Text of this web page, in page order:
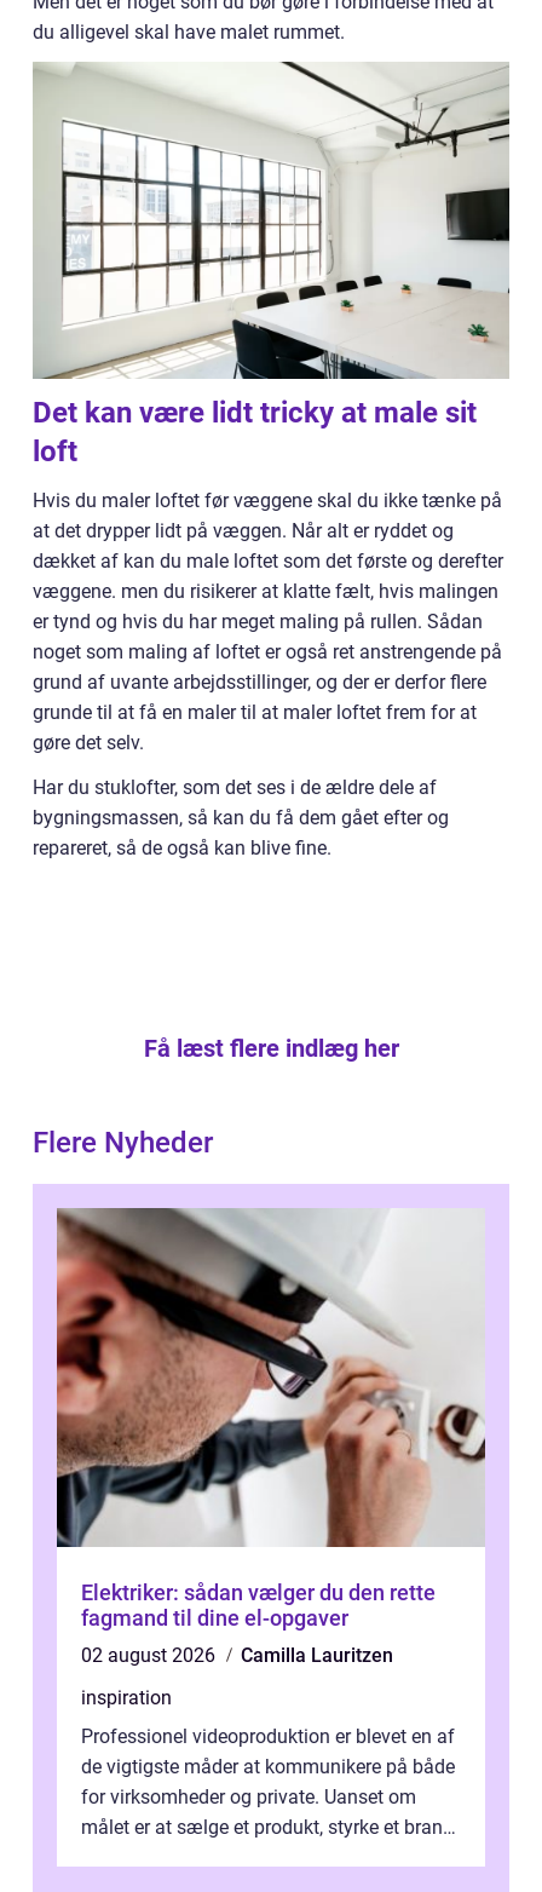
du alligevel skal have malet rummet.
Det kan være lidt tricky at male sit
loft
Hvis du maler loftet før væggene skal du ikke tænke på
at det drypper lidt på væggen. Når alt er ryddet og
dækket af kan du male loftet som det første og derefter
væggene. men du risikerer at klatte fælt, hvis malingen
er tynd og hvis du har meget maling på rullen. Sådan
noget som maling af loftet er også ret anstrengende på
grund af uvante arbejdsstillinger, og der er derfor flere
grunde til at få en maler til at maler loftet frem for at
gøre det selv.
Har du stuklofter, som det ses i de ældre dele af
bygningsmassen, så kan du få dem gået efter og
repareret, så de også kan blive fine.
Få læst flere indlæg her
Flere Nyheder
Elektriker: sådan vælger du den rette
fagmand til dine el-opgaver
02 august 2026
Camilla Lauritzen
inspiration
Professionel videoproduktion er blevet en af
de vigtigste måder at kommunikere på både
for virksomheder og private. Uanset om
målet er at sælge et produkt, styrke et brand,